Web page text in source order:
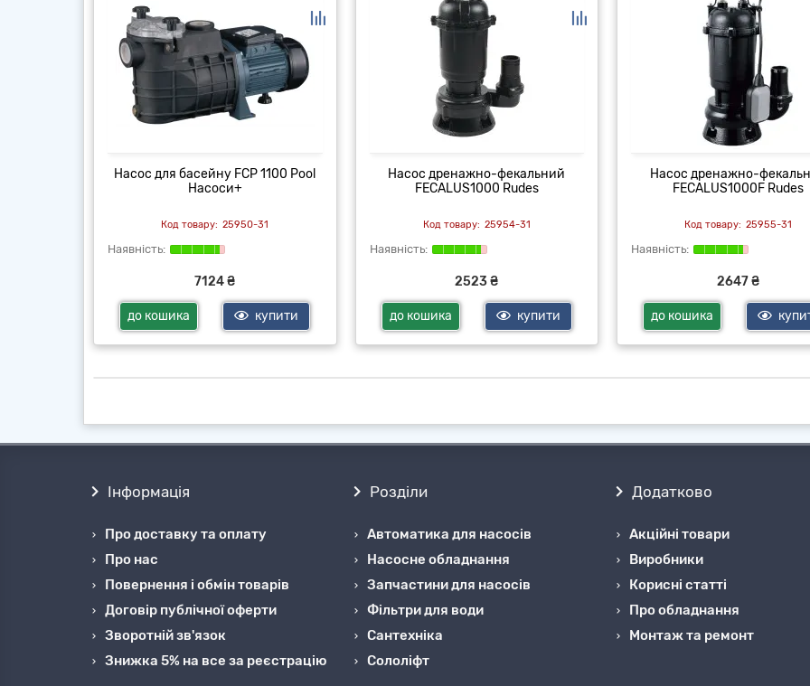
Насос для басейну FCP 1100 Pool
Насоси+
25950-31
7124 ₴
до кошика купити
Насос дренажно-фекальний
FECALUS1000 Rudes
25954-31
2523 ₴
до кошика купити
Насос дренажно-
FECALUS1000F Rudes
25955-31
2647 ₴
до кошика
Інформація
Про доставку та оплату
Про нас
Повернення і обмін товарів
Договір публічної оферти
Зворотній зв'язок
Знижка 5% на все за реєстрацію
Розділи
Автоматика для насосів
Насосне обладнання
Запчастини для насосів
Фільтри для води
Сантехніка
Cололіфт
Додатково
Акційні товари
Виробники
Корисні статті
Про обладнання
Монтаж та ремонт